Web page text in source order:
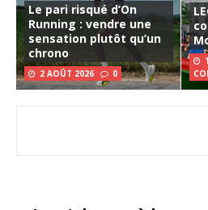
Le pari risqué d’On
Running : vendre une
sensation plutôt qu’un
chrono
2 AOÛT 2026 0